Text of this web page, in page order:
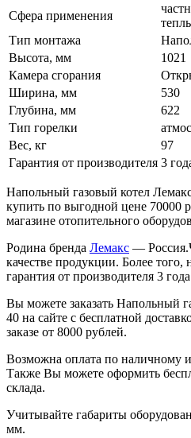
Сфера применения
Тип монтажа
Высота, мм
1021
Камера сгорания
Ширина, мм
530
Глубина, мм
622
Тип горелки
Вес, кг
97
Гарантия от производителя 3
Напольный газовый котел
купить по выгодной цене 70000
магазине отопительного
Родина бренда Лемакс —
качестве продукции. Более того,
гарантия от производителя 3
Вы можете заказать Напольный
40 на сайте с бесплатной
заказе от 8000 рублей.
Возможна оплата по наличному и
Также Вы можете оформить
склада.
Учитывайте габариты
мм.